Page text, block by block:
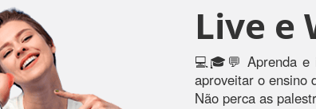
Live e
💻🎓💬 Aprenda e
aproveitar o ensino
Não perca as